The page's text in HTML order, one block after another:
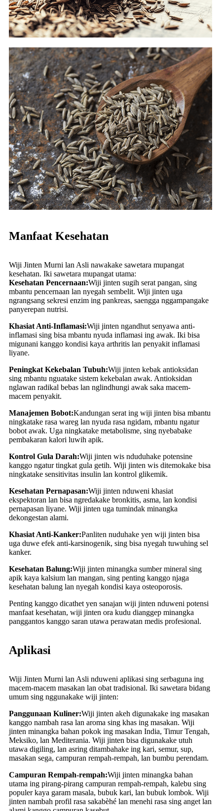
Manfaat Kesehatan
Wiji Jinten Murni lan Asli nawakake sawetara mupangat
kesehatan. Iki sawetara mupangat utama:
Kesehatan Pencernaan:Wiji jinten sugih serat pangan, sing
mbantu pencernaan lan nyegah sembelit. Wiji jinten uga
ngrangsang sekresi enzim ing pankreas, saengga nggampangake
panyerepan nutrisi.
Khasiat Anti-Inflamasi:Wiji jinten ngandhut senyawa anti-
inflamasi sing bisa mbantu nyuda inflamasi ing awak. Iki bisa
migunani kanggo kondisi kaya arthritis lan penyakit inflamasi
liyane.
Peningkat Kekebalan Tubuh:Wiji jinten kebak antioksidan
sing mbantu nguatake sistem kekebalan awak. Antioksidan
nglawan radikal bebas lan nglindhungi awak saka macem-
macem penyakit.
Manajemen Bobot:Kandungan serat ing wiji jinten bisa mbantu
ningkatake rasa wareg lan nyuda rasa ngidam, mbantu ngatur
bobot awak. Uga ningkatake metabolisme, sing nyebabake
pembakaran kalori luwih apik.
Kontrol Gula Darah:Wiji jinten wis nduduhake potensine
kanggo ngatur tingkat gula getih. Wiji jinten wis ditemokake bisa
ningkatake sensitivitas insulin lan kontrol glikemik.
Kesehatan Pernapasan:Wiji jinten nduweni khasiat
ekspektoran lan bisa ngredakake bronkitis, asma, lan kondisi
pernapasan liyane. Wiji jinten uga tumindak minangka
dekongestan alami.
Khasiat Anti-Kanker:Panliten nuduhake yen wiji jinten bisa
uga duwe efek anti-karsinogenik, sing bisa nyegah tuwuhing sel
kanker.
Kesehatan Balung:Wiji jinten minangka sumber mineral sing
apik kaya kalsium lan mangan, sing penting kanggo njaga
kesehatan balung lan nyegah kondisi kaya osteoporosis.
Penting kanggo dicathet yen sanajan wiji jinten nduweni potensi
manfaat kesehatan, wiji jinten ora kudu dianggep minangka
panggantos kanggo saran utawa perawatan medis profesional.
Aplikasi
Wiji Jinten Murni lan Asli nduweni aplikasi sing serbaguna ing
macem-macem masakan lan obat tradisional. Iki sawetara bidang
umum sing nggunakake wiji jinten:
Panggunaan Kuliner:Wiji jinten akeh digunakake ing masakan
kanggo nambah rasa lan aroma sing khas ing masakan. Wiji
jinten minangka bahan pokok ing masakan India, Timur Tengah,
Meksiko, lan Mediterania. Wiji jinten bisa digunakake utuh
utawa digiling, lan asring ditambahake ing kari, semur, sup,
masakan sega, campuran rempah-rempah, lan bumbu perendam.
Campuran Rempah-rempah:Wiji jinten minangka bahan
utama ing pirang-pirang campuran rempah-rempah, kalebu sing
populer kaya garam masala, bubuk kari, lan bubuk lombok. Wiji
jinten nambah profil rasa sakabèhé lan menehi rasa sing anget lan